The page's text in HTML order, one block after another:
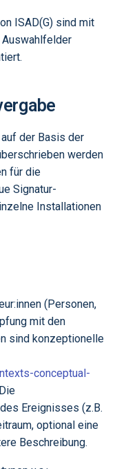
ISAD(G) sind mit
der Basis der
werden
für die
Signatur-
Installationen
(Personen,
mit den
sind konzeptionelle
conceptual-
Ereignisses (z.B.
optional eine
Beschreibung.